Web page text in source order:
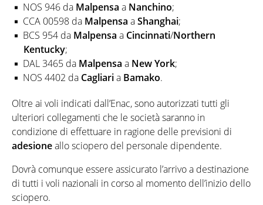
NOS 946 da Malpensa a Nanchino;
CCA 00598 da Malpensa aShanghai;
BCS 954 da Malpensa a Cincinnati/Northern
Kentucky;
DAL 3465 da Malpensa a New York;
NOS 4402 da Cagliaria Bamako.
Oltre ai voli indicati dall’Enac, sono autorizzati tutti gli
ulteriori collegamenti che le società saranno in
condizione di effettuare in ragione delle previsioni di
adesioneallo sciopero del personale dipendente.
Dovrà comunque essere assicurato l’arrivo a destinazione
di tutti i voli nazionali in corso al momento dell’inizio dello
sciopero.